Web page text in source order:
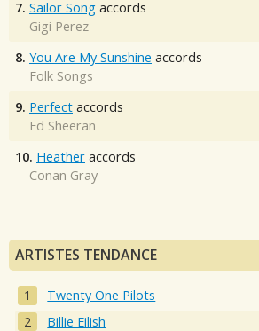
7. Sailor Song accords
Gigi Perez
8. You Are My Sunshine accords
Folk Songs
9. Perfect accords
Ed Sheeran
10. Heather accords
Conan Gray
ARTISTES TENDANCE
Twenty One Pilots
Billie Eilish